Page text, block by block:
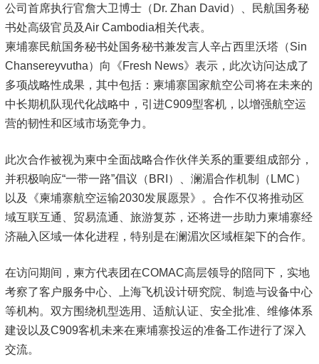
公司首席执行官詹大卫博士（Dr. Zhan David）、民航国务秘
书处高级官员及Air Cambodia相关代表。
柬埔寨民航国务秘书处国务秘书兼发言人辛占西里沃塔（Sin
Chansereyvutha）向《Fresh News》表示，此次访问达成了
多项战略性成果，其中包括：柬埔寨国家航空公司将在未来的
中长期机队现代化战略中，引进C909型客机，以增强航空运
营的韧性和区域市场竞争力。
此次合作被视为柬中全面战略合作伙伴关系的重要组成部分，
并积极响应“一带一路”倡议（BRI）、澜湄合作机制（LMC）
以及《柬埔寨航空运输2030发展愿景》。合作不仅将推动区
域互联互通、贸易流通、旅游复苏，还将进一步助力柬埔寨经
济融入区域一体化进程，特别是在澜湄次区域框架下的合作。
在访问期间，柬方代表团在COMAC高层领导的陪同下，实地
考察了客户服务中心、上海飞机设计研究院、制造与设备中心
等机构。双方围绕机型选用、适航认证、安全批准、维修体系
建设以及C909客机未来在柬埔寨投运的准备工作进行了深入
交流。